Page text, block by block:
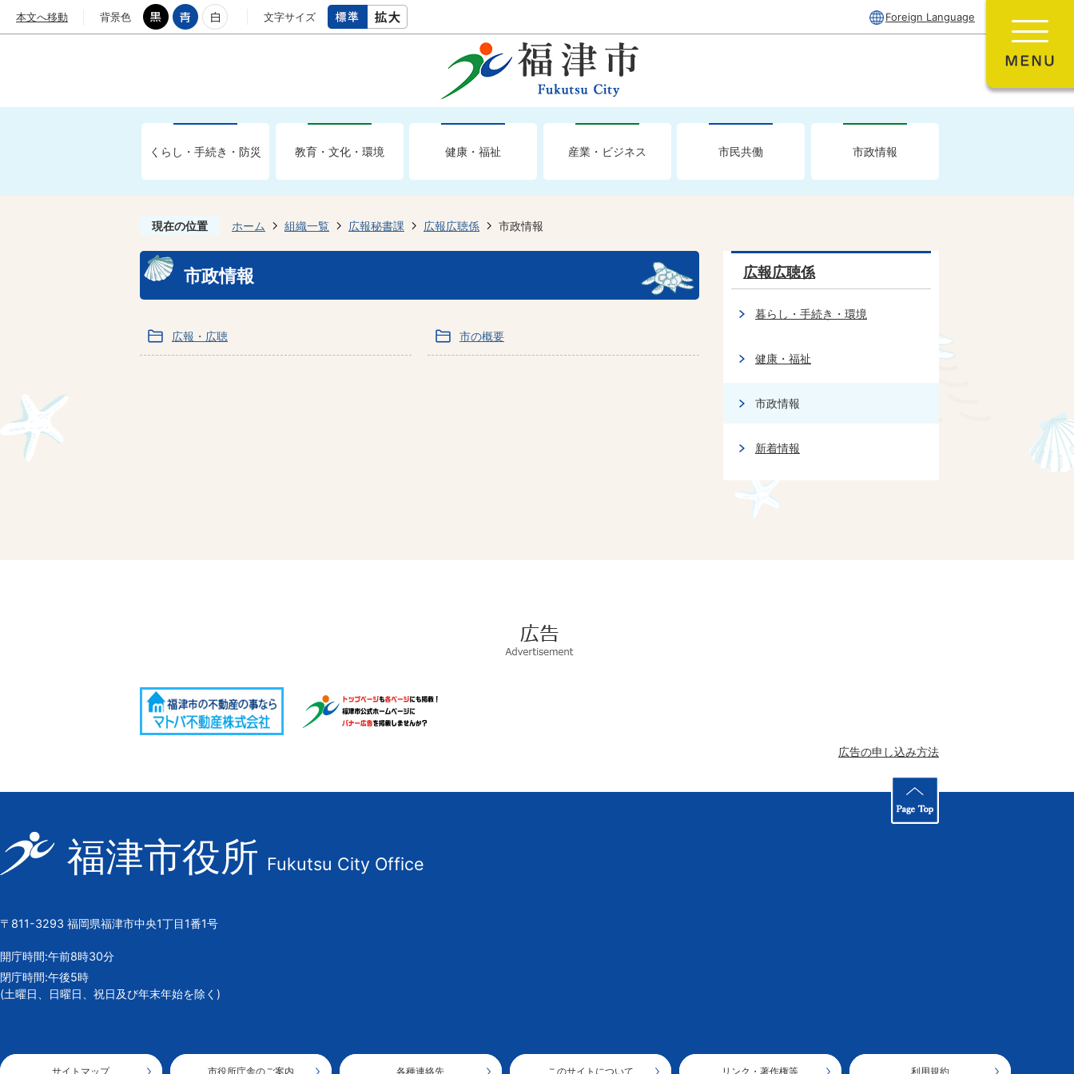
本文へ移動 背景色 文字サイズ Foreign Language
くらし・手続き・防災 教育・文化・環境 健康・福祉 産業・ビジネス 市民共働 市政情報
現在の位置 ホーム 組織一覧 広報秘書課 広報広聴係 市政情報
市政情報
広報・広聴 市の概要
広報広聴係
暮らし・手続き・環境
健康・福祉
市政情報
新着情報
告
広告の申し込み方法
福
津
市
章
福津市役所 Fukutsu City Office
〒811-3293 福岡県福津市中央1丁目1番1号
開庁時間:午前8時30分
閉庁時間:午後5時
(土曜日、日曜日、祝日及び年末年始を除く)
サイトマップ 市役所庁舎のご案内 各種連絡先 このサイトについて リンク・著作権等 利用規約